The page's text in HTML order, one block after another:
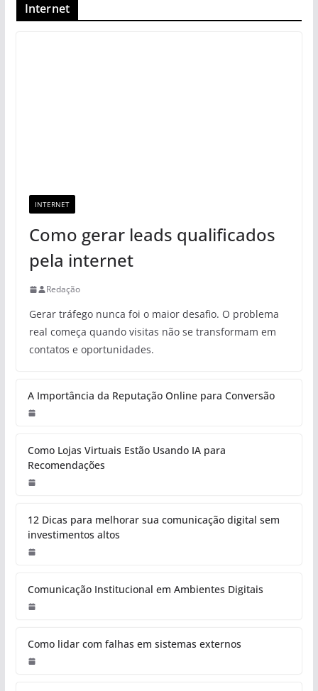
Internet
INTERNET
Como gerar leads qualificados
pela internet
Redação
Gerar tráfego nunca foi o maior desafio. O problema
real começa quando visitas não se transformam em
contatos e oportunidades.
A Importância da Reputação Online para Conversão
Como Lojas Virtuais Estão Usando IA para
Recomendações
12 Dicas para melhorar sua comunicação digital sem
investimentos altos
Comunicação Institucional em Ambientes Digitais
Como lidar com falhas em sistemas externos